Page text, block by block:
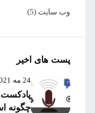
وب سایت (5)
پست های اخیر
24 مه 2021
چگونه